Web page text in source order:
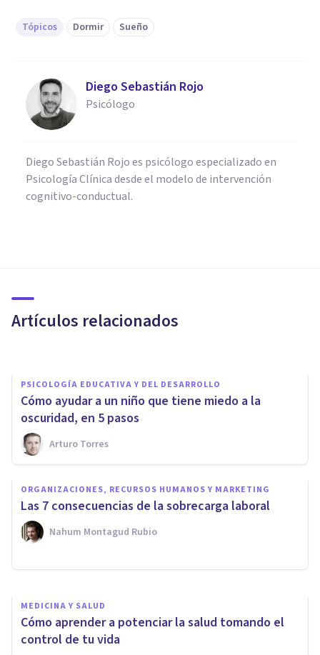
Tópicos Dormir Sueño
Diego Sebastián Rojo
Psicólogo
Diego Sebastián Rojo es psicólogo especializado en
Psicología Clínica desde el modelo de intervención
cognitivo-conductual.
Artículos relacionados
8 causas habituales
PSICOLOGÍA EDUCATIVA Y DEL DESARROLLO
Cómo ayudar a un niño que tiene miedo a la
oscuridad, en 5 pasos
Arturo Torres
ORGANIZACIONES, RECURSOS HUMANOS Y MARKETING
Las 7 consecuencias de la sobrecarga laboral
Nahum Montagud Rubio
¿Cómo cuidar de la salud
mental en el día a día?
MEDICINA Y SALUD
Cómo aprender a potenciar la salud tomando el
control de tu vida